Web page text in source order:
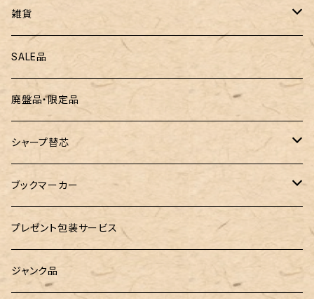
三菱鉛筆
ZEBRA（ゼブラ）
ROMEO（ロメオ）
こぶた工房
島田小割製材所
Ystudio（ワイスタジオ）
LOGステーショナリー
専用リフィル
雑貨
黒板
跳び箱小物入れ
バランスゲーム（3種の木のおもちゃ）
どんぐりころころ（木のおもちゃ）
ラジオメーター
Tempo Drop（テンポドロップ）
SALE品
廃盤品・限定品
シャープ替芯
ぺんてる
廃盤品 Ain シュタイン 0.3
廃盤品 Ain シュタイン 0.2
ブックマーカー
ペーパーペン by if
プレゼント包装サービス
ジャンク品